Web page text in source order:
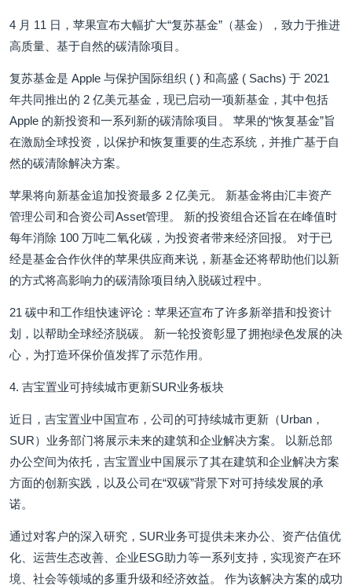
4 月 11 日，苹果宣布大幅扩大“复苏基金”（基金），致力于推进
高质量、基于自然的碳清除项目。
复苏基金是 Apple 与保护国际组织 ( ) 和高盛 ( Sachs) 于 2021
年共同推出的 2 亿美元基金，现已启动一项新基金，其中包括
Apple 的新投资和一系列新的碳清除项目。 苹果的“恢复基金”旨
在激励全球投资，以保护和恢复重要的生态系统，并推广基于自
然的碳清除解决方案。
苹果将向新基金追加投资最多 2 亿美元。 新基金将由汇丰资产
管理公司和合资公司Asset管理。 新的投资组合还旨在在峰值时
每年消除 100 万吨二氧化碳，为投资者带来经济回报。 对于已
经是基金合作伙伴的苹果供应商来说，新基金还将帮助他们以新
的方式将高影响力的碳清除项目纳入脱碳过程中。
21 碳中和工作组快速评论：苹果还宣布了许多新举措和投资计
划，以帮助全球经济脱碳。 新一轮投资彰显了拥抱绿色发展的决
心，为打造环保价值发挥了示范作用。
4. 吉宝置业可持续城市更新SUR业务板块
近日，吉宝置业中国宣布，公司的可持续城市更新（Urban，
SUR）业务部门将展示未来的建筑和企业解决方案。 以新总部
办公空间为依托，吉宝置业中国展示了其在建筑和企业解决方案
方面的创新实践，以及公司在“双碳”背景下对可持续发展的承
诺。
通过对客户的深入研究，SUR业务可提供未来办公、资产估值优
化、运营生态改善、企业ESG助力等一系列支持，实现资产在环
境、社会等领域的多重升级和经济效益。 作为该解决方案的成功